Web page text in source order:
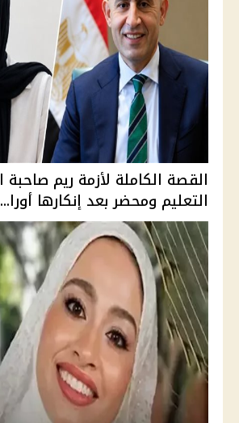
التعليم ومحضر بعد إنكارها أورا...